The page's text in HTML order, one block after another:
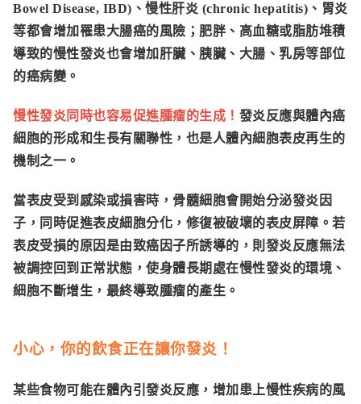
Bowel Disease, IBD) 、慢性肝炎 (chronic hepatitis) 、胃炎
等都會增加罹患大腸癌的風險；肥胖、高血糖或脂肪堆積
導致的慢性發炎也會增加肝臟、胰臟、大腸、乳房等部位
的癌病變。
慢性發炎同時也容易促進腫瘤的生成！ 發炎反應與體內癌
細胞的形成和生長有關聯性，也是人體內細胞表皮再生的
機制之一。
當表皮受到感染或損害時，骨髓細胞會開始分泌發炎因
子，同時促進表皮細胞分化，修復被破壞的表皮屏障。若
表皮受損的原因是由致癌因子所誘導的，則發炎反應無法
被調控回到正常狀態，使身體長期處在慢性發炎的環境、
細胞不斷增生，最終導致腫瘤的產生。
小心，你的飲食正在讓你發炎！
某些食物可能在體內引發炎反應，增加患上慢性疾病的風